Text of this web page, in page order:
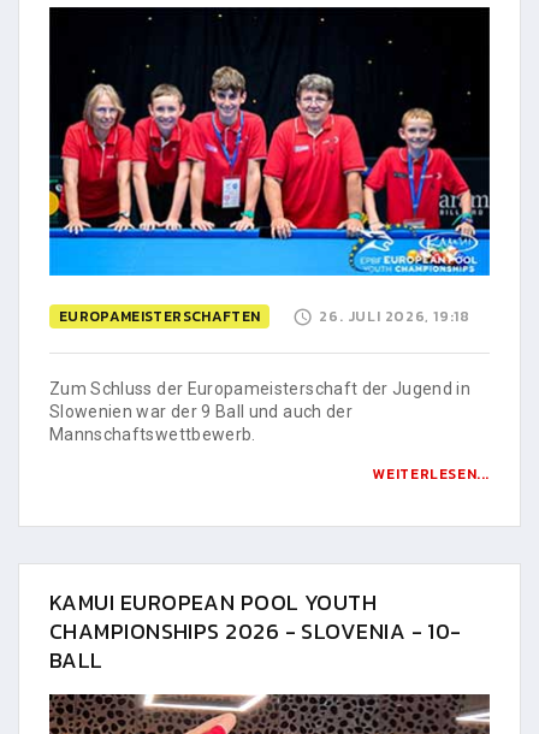
EUROPAMEISTERSCHAFTEN 26. JULI 2026, 19:18
Zum Schluss der Europameisterschaft der Jugend in
Slowenien war der 9 Ball und auch der
Mannschaftswettbewerb.
WEITERLESEN...
KAMUI EUROPEAN POOL YOUTH
CHAMPIONSHIPS 2026 - SLOVENIA - 10-
BALL